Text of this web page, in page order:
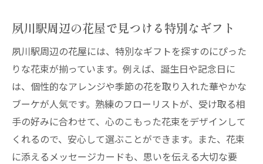
季節の花束を楽しむポイント
夙川駅周辺の花屋のおすすめ花束
季節ごとの花束のアレンジメント
特別なイベントにぴったりな花束
花束を長持ちさせるコツ
夙川駅近くの花屋が提案する花束の楽しみ
方
夙川駅周辺の花屋で見つける特別なギフト
夙川駅周辺の花屋には、特別なギフトを探すのにぴった
りな花束が揃っています。例えば、誕生日や記念日に
は、個性的なアレンジや季節の花を取り入れた華やかな
ブーケが人気です。熟練のフローリストが、受け取る相
手の好みに合わせて、心のこもった花束をデザインして
くれるので、安心して選ぶことができます。また、花束
に添えるメッセージカードも、思いを伝える大切な要